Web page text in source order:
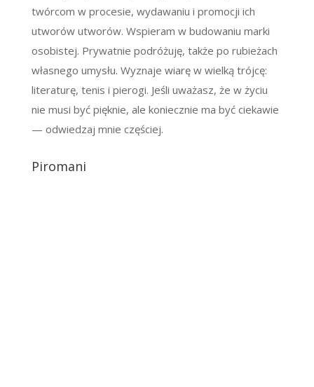
twórcom w procesie, wydawaniu i promocji ich
utworów utworów. Wspieram w budowaniu marki
osobistej. Prywatnie podróżuję, także po rubieżach
własnego umysłu. Wyznaje wiarę w wielką trójcę:
literaturę, tenis i pierogi. Jeśli uważasz, że w życiu
nie musi być pięknie, ale koniecznie ma być ciekawie
— odwiedzaj mnie częściej.
Piromani